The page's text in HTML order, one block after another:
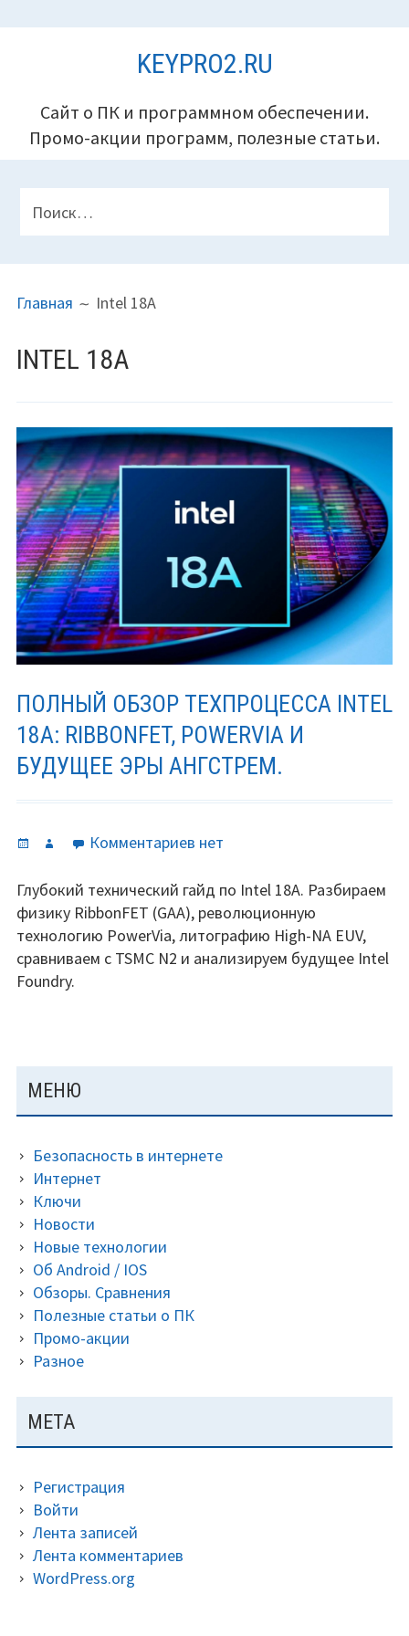
KEYPRO2.RU
Сайт о ПК и программном обеспечении.
Промо-акции программ, полезные статьи.
ВЕРХНЕГО
КОЛОНТИТУЛА
Найти:
НА
(ХЛЕБНЫЕ
КРОШКИ)
Главная Intel 18A
INTEL 18A
ПОЛНЫЙ ОБЗОР ТЕХПРОЦЕССА INTEL
18A: RIBBONFET, POWERVIA И
БУДУЩЕЕ ЭРЫ АНГСТРЕМ.
Опубликовано
Автор Комментариевк
Полный
обзор
техпроцесса
Intel
будущее
ангстрем.
нет
Глубокий технический гайд по Intel 18A. Разбираем
физику RibbonFET (GAA), революционную
технологию PowerVia, литографию High-NA EUV,
сравниваем с TSMC N2 и анализируем будущее Intel
Foundry.
ОСНОВНАЯ
ПАНЕЛЬ
МЕНЮ
Безопасность в интернете
Интернет
Ключи
Новости
Новые технологии
Об Android / IOS
Обзоры. Сравнения
Полезные статьи о ПК
Промо-акции
Разное
МЕТА
Регистрация
Войти
Лента записей
Лента комментариев
WordPress.org